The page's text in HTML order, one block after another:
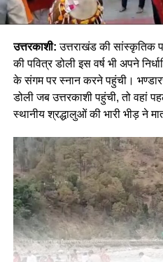
उत्तरकाशी: उत्तराखंड की सांस्कृतिक
की पवित्र डोली इस वर्ष भी अपने
के संगम पर स्नान करने पहुंची।
डोली जब उत्तरकाशी पहुंची, तो वहां
स्थानीय श्रद्धालुओं की भारी भीड़ ने